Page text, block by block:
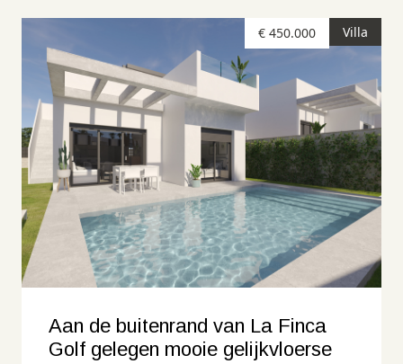
Villa
€ 450.000
Aan de buitenrand van La Finca
Golf gelegen mooie gelijkvloerse